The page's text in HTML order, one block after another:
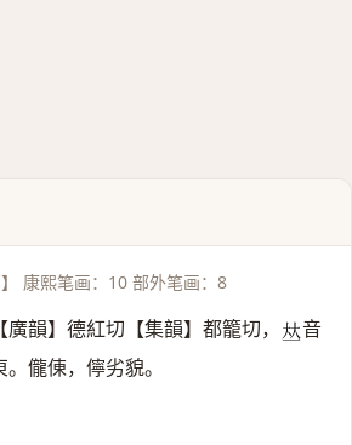
】 康熙笔画：10 部外笔画：8
【廣韻】德紅切【集韻】都籠切， 𠀤音
。儱倲，儜劣貌。